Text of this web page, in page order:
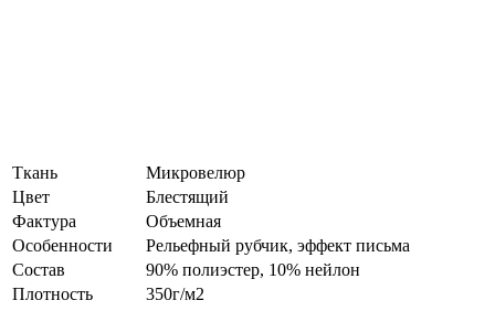
Ткань
Микровелюр
Цвет
Блестящий
Фактура
Объемная
Особенности
Рельефный рубчик, эффект письма
Состав
90% полиэстер, 10% нейлон
Плотность
350г/м2